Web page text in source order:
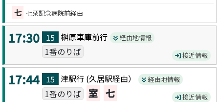
七 七栗記念病院前経由
17:30 15 榊原車庫前行 経由地情報
1番のりば 接近情報
17:44 15 津駅行 (久居駅経由） 経由地情報
1番のりば 室 七 接近情報